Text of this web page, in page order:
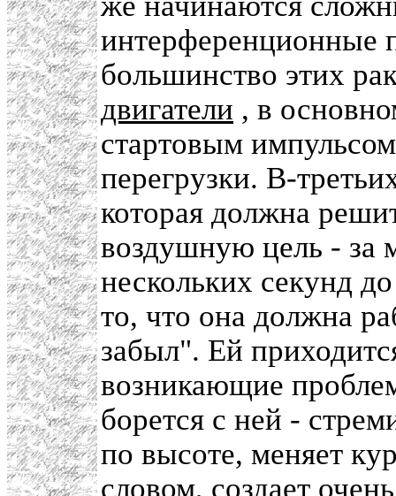
интерференционные
большинство этих
двигатели , в
стартовым
перегрузки. В-
которая должна
воздушную цель - за
нескольких секунд
то, что она должна
забыл". Ей
возникающие
борется с ней -
по высоте, меняет
словом, создает